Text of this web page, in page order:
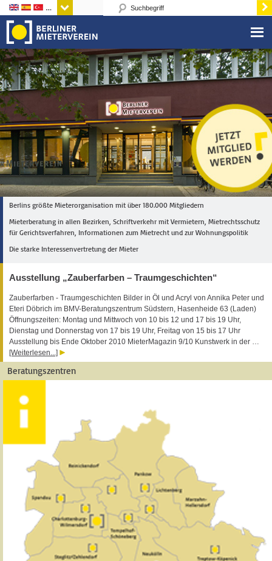
Sprachen
Berlins größte Mieterorganisation mit über 180.000 Mitgliedern
Mieterberatung in allen Bezirken, Schriftverkehr mit Vermietern, Mietrechtsschutz
für Gerichtsverfahren, Informationen zum Mietrecht und zur Wohnungspolitik
Die starke Interessenvertretung der Mieter
Ausstellung „Zauberfarben – Traumgeschichten“
Zauberfarben - Traumgeschichten Bilder in Öl und Acryl von Annika Peter und
Eteri Döbrich im BMV-Beratungszentrum Südstern, Hasenheide 63 (Laden)
Öffnungszeiten: Montag und Mittwoch von 10 bis 12 und 17 bis 19 Uhr,
Dienstag und Donnerstag von 17 bis 19 Uhr, Freitag von 15 bis 17 Uhr
Ausstellung bis Ende Oktober 2010 MieterMagazin 9/10 Kunstwerk in der …
[Weiterlesen...]
Beratungszentren